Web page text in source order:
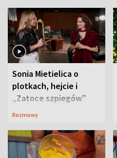
Sonia Mietielica o
plotkach, hejcie i
„Zatoce szpiegów”
Rozmowy